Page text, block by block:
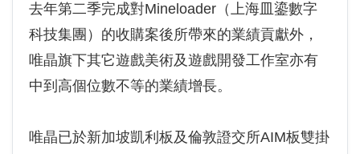
去年第二季完成對Mineloader（上海皿鎏數字
科技集團）的收購案後所帶來的業績貢獻外，
唯晶旗下其它遊戲美術及遊戲開發工作室亦有
中到高個位數不等的業績增長。
唯晶已於新加坡凱利板及倫敦證交所AIM板雙掛